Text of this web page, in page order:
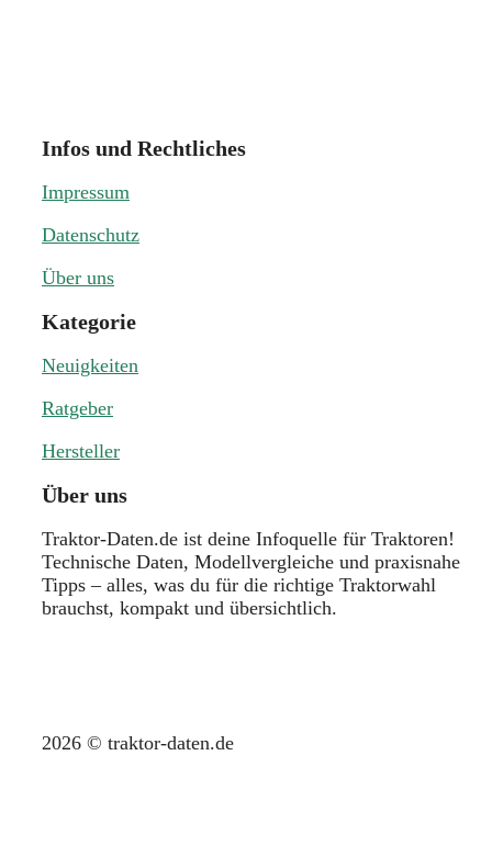
Infos und Rechtliches
Impressum
Datenschutz
Über uns
Kategorie
Neuigkeiten
Ratgeber
Hersteller
Über uns
Traktor-Daten.de ist deine Infoquelle für Traktoren!
Technische Daten, Modellvergleiche und praxisnahe
Tipps – alles, was du für die richtige Traktorwahl
brauchst, kompakt und übersichtlich.
2026 © traktor-daten.de